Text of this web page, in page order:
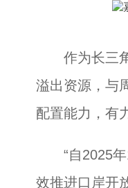
作为长三角
溢出资源，与
配置能力，有
“自2025年
效推进口岸开